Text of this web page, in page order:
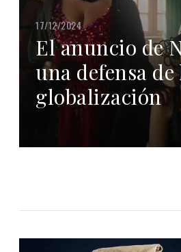
17/12/2024
El anuncio de
una defensa
globalización